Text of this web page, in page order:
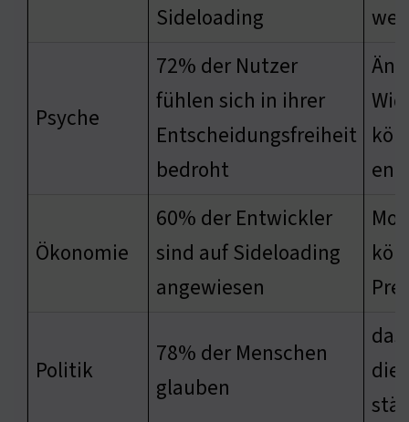
Sideloading
Psyche
72% der Nutzer
fühlen sich in ihrer
Entscheidungsfreiheit
bedroht
Ökonomie
60% der Entwickler
sind auf Sideloading
angewiesen
Politik
78% der Menschen
glauben
die